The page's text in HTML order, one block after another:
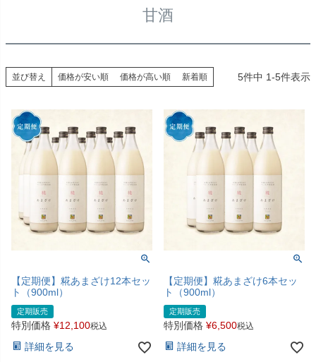
甘酒
並び替え 価格が安い順 価格が高い順 新着順 5件中 1-5件表示
【定期便】糀あまざけ12本セッ
ト（900ml）
定期販売
特別価格 ¥12,100税込
詳細を見る
【定期便】糀あまざけ6本セッ
ト（900ml）
定期販売
特別価格 ¥6,500税込
詳細を見る